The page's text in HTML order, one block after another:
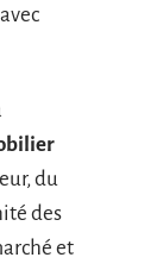
du
des
et